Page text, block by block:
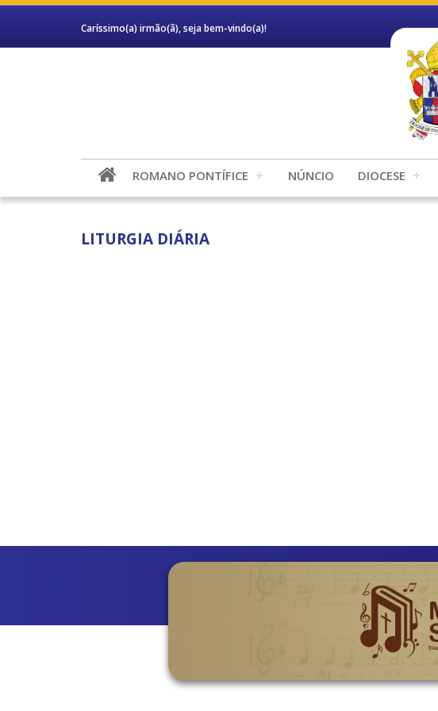
Caríssimo(a) irmão(ã), seja bem-vindo(a)!
ROMANO PONTÍFICE NÚNCIO DIOCESE
LITURGIA DIÁRIA